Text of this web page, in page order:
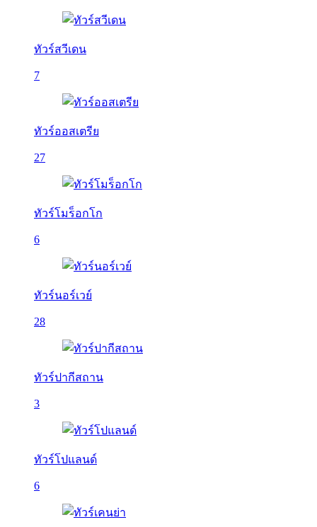
ทัวร์สวีเดน
7
ทัวร์ออสเตรีย
27
ทัวร์โมร็อกโก
6
ทัวร์นอร์เวย์
28
ทัวร์ปากีสถาน
3
ทัวร์โปแลนด์
6